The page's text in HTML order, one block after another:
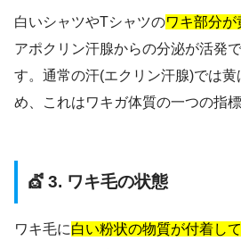
白いシャツやTシャツのワキ部分
アポクリン汗腺からの分泌が活発
す。通常の汗(エクリン汗腺)では黄
め、これはワキガ体質の一つの指標
💇 3. ワキ毛の状態
ワキ毛に白い粉状の物質が付着し